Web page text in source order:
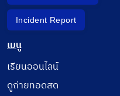
Incident Report
เมนู
เรียนออนไลน์
ดูถ่ายทอดสด